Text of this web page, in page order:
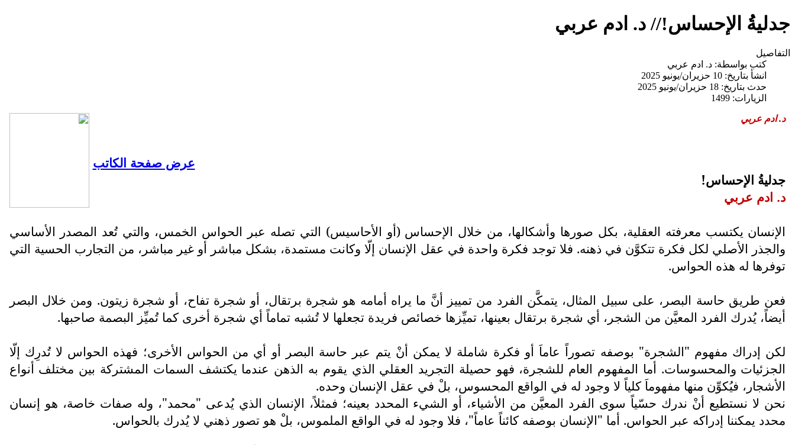
جدليةُ الإحساس!// د. ادم عربي
التفاصيل
كتب بواسطة: د. ادم عربي
انشأ بتاريخ: 10 حزيران/يونيو 2025
حدث بتاريخ: 18 حزيران/يونيو 2025
الزيارات: 1499
د. ادم عربي
عرض صفحة الكاتب
جدليةُ الإحساس!
د. ادم عربي
الإنسان يكتسب معرفته العقلية، بكل صورها وأشكالها، من خلال الإحساس (أو الأحاسيس) التي تصله عبر الحواس الخمس، والتي تُعد المصدر الأساسي
والجذر الأصلي لكل فكرة تتكوَّن في ذهنه. فلا توجد فكرة واحدة في عقل الإنسان إلّا وكانت مستمدة، بشكل مباشر أو غير مباشر، من التجارب الحسية التي
توفرها له هذه الحواس.
فعن طريق حاسة البصر، على سبيل المثال، يتمكَّن الفرد من تمييز أنَّ ما يراه أمامه هو شجرة برتقال، أو شجرة تفاح، أو شجرة زيتون. ومن خلال البصر
أيضاً، يُدرك الفرد المعيَّن من الشجر، أي شجرة برتقال بعينها، تميِّزها خصائص فريدة تجعلها لا تُشبه تماماً أي شجرة أخرى كما تُميِّز البصمة صاحبها.
لكن إدراك مفهوم "الشجرة" بوصفه تصوراً عاماَ أو فكرة شاملة لا يمكن أنْ يتم عبر حاسة البصر أو أي من الحواس الأخرى؛ فهذه الحواس لا تُدرِك إلّا
الجزئيات والمحسوسات. أما المفهوم العام للشجرة، فهو حصيلة التجريد العقلي الذي يقوم به الذهن عندما يكتشف السمات المشتركة بين مختلف أنواع
الأشجار، فيُكوِّن منها مفهوماَ كلياً لا وجود له في الواقع المحسوس، بلْ في عقل الإنسان وحده.
نحن لا نستطيع أنْ ندرك حسّياً سوى الفرد المعيَّن من الأشياء، أو الشيء المحدد بعينه؛ فمثلاً، الإنسان الذي يُدعى "محمد"، وله صفات خاصة، هو إنسان
محدد يمكننا إدراكه عبر الحواس. أما "الإنسان بوصفه كائناً عاماً"، فلا وجود له في الواقع الملموس، بلْ هو تصور ذهني لا يُدرك بالحواس.